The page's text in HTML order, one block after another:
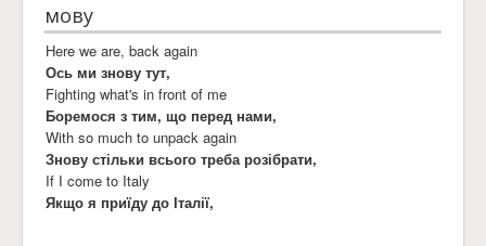
мову
Here we are, back again
Ось ми знову тут,
Fighting what's in front of me
Боремося з тим, що перед нами,
With so much to unpack again
Знову стільки всього треба розібрати,
If I come to Italy
Якщо я приїду до Італії,